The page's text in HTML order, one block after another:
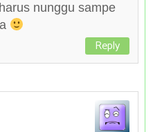
nunggu sampe
Reply